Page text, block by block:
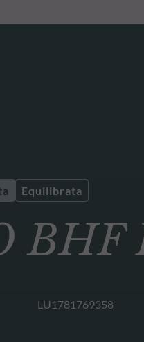
BHF
Equilibrata
LU1781769358